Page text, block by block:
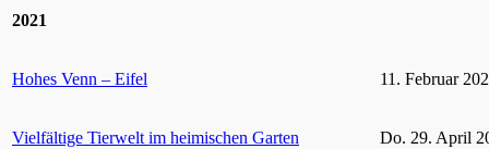
2021
Hohes Venn – Eifel 11. Februar
Vielfältige Tierwelt im heimischen Garten Do. 29. April